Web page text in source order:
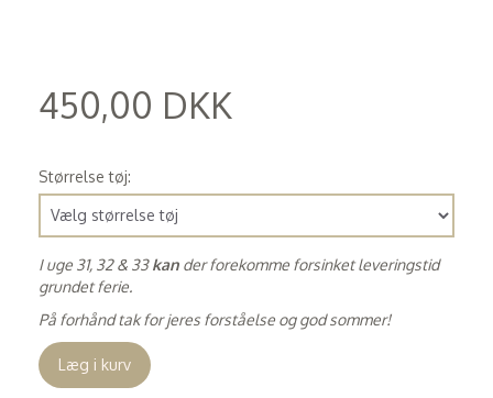
450,00 DKK
Størrelse tøj:
I uge 31, 32 & 33kan der forekomme forsinket leveringstid
grundet ferie.
På forhånd tak for jeres forståelse og god sommer!
Læg i kurv